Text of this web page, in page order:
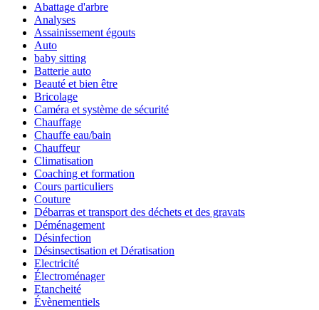
Abattage d'arbre
Analyses
Assainissement égouts
Auto
baby sitting
Batterie auto
Beauté et bien être
Bricolage
Caméra et système de sécurité
Chauffage
Chauffe eau/bain
Chauffeur
Climatisation
Coaching et formation
Cours particuliers
Couture
Débarras et transport des déchets et des gravats
Déménagement
Désinfection
Désinsectisation et Dératisation
Electricité
Électroménager
Etancheité
Évènementiels